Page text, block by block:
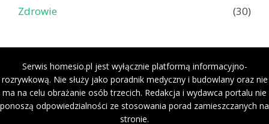
Zdrowie
(30)
Serwis homesio.pl jest wyłącznie platformą informacyjno-
rozrywkową. Nie służy jako poradnik medyczny i budowlany oraz nie
ma na celu obrażanie osób trzecich. Redakcja i wydawca portalu nie
ponoszą odpowiedzialności ze stosowania porad zamieszczanych na
stronie.